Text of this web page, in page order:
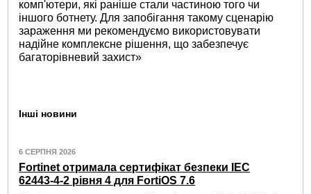
комп'ютери, які раніше стали частиною того чи
іншого ботнету. Для запобігання такому сценарію
зараження ми рекомендуємо використовувати
надійне комплексне рішення, що забезпечує
багаторівневий захист»
Інші новини
6 СЕРПНЯ 2026
Fortinet отримала сертифікат безпеки IEC
62443-4-2 рівня 4 для FortiOS 7.6